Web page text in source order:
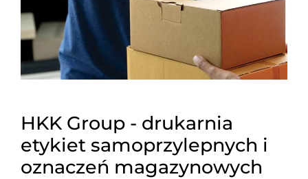
HKK Group - drukarnia
etykiet samoprzylepnych i
oznaczeń magazynowych